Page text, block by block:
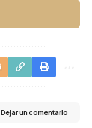
Dejar un comentario